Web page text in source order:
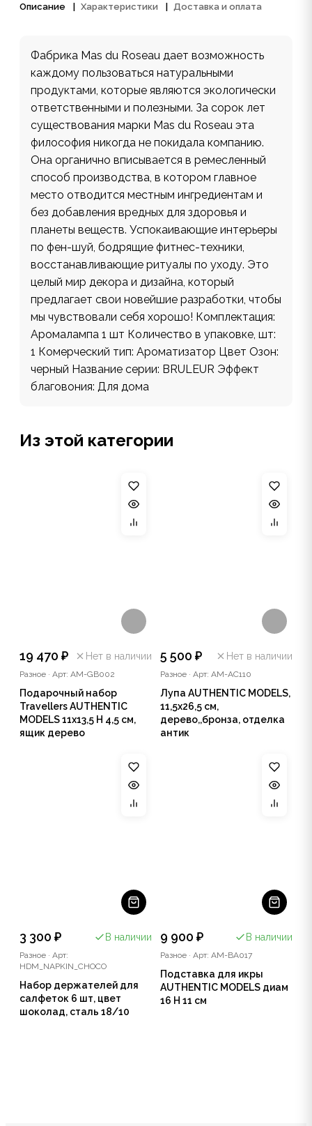
Описание Характеристики Доставка и оплата
Фабрика Mas du Roseau дает возможность
каждому пользоваться натуральными
продуктами, которые являются экологически
ответственными и полезными. За сорок лет
существования марки Mas du Roseau эта
философия никогда не покидала компанию.
Она органично вписывается в ремесленный
способ производства, в котором главное
место отводится местным ингредиентам и
без добавления вредных для здоровья и
планеты веществ. Успокаивающие интерьеры
по фен-шуй, бодрящие фитнес-техники,
восстанавливающие ритуалы по уходу. Это
целый мир декора и дизайна, который
предлагает свои новейшие разработки, чтобы
мы чувствовали себя хорошо! Комплектация:
Аромалампа 1 шт Количество в упаковке, шт:
1 Комерческий тип: Ароматизатор Цвет Озон:
черный Название серии: BRULEUR Эффект
благовония: Для дома
Из этой категории
19 470 ₽ Нет в наличии
Разное · Арт: AM-GB002
Подарочный набор
Travellers AUTHENTIC
MODELS 11х13,5 Н 4,5 см,
ящик дерево
5 500 ₽ Нет в наличии
Разное · Арт: AM-AC110
Лупа AUTHENTIC MODELS,
11,5х26,5 см,
дерево,,бронза, отделка
антик
3 300 ₽ В наличии
Разное · Арт:
HDM_NAPKIN_CHOCO
Набор держателей для
салфеток 6 шт, цвет
шоколад, сталь 18/10
9 900 ₽ В наличии
Разное · Арт: AM-BA017
Подставка для икры
AUTHENTIC MODELS диам
16 Н 11 см